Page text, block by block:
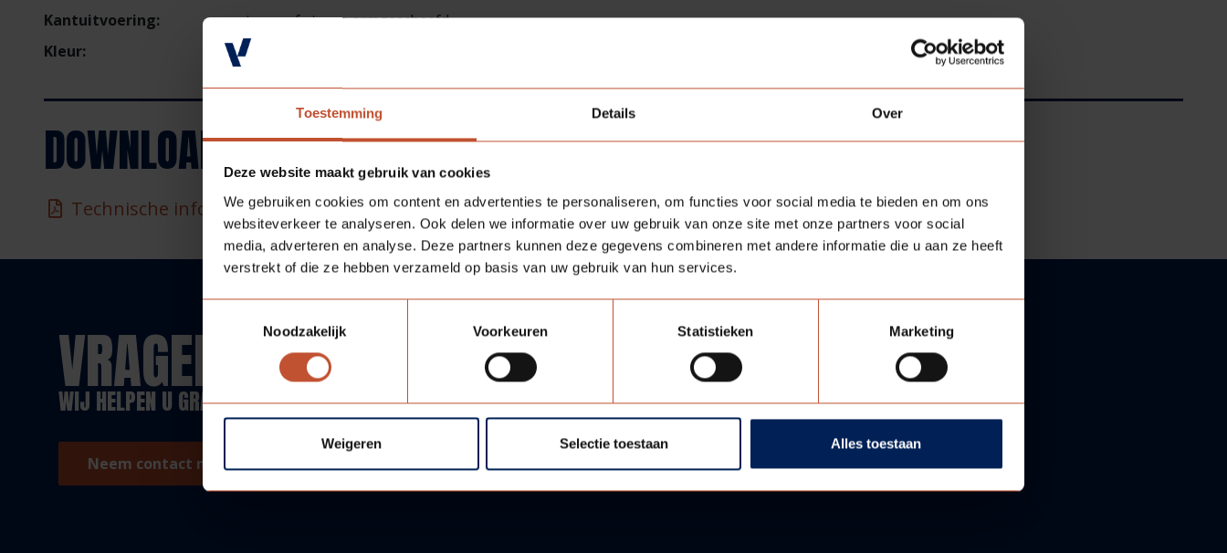
Toestemming Details Over
Deze website maakt gebruik van cookies
We gebruiken cookies om content en advertenties te personaliseren, om functies voor social media te bieden en om ons
websiteverkeer te analyseren. Ook delen we informatie over uw gebruik van onze site met onze partners voor social
media, adverteren en analyse. Deze partners kunnen deze gegevens combineren met andere informatie die u aan ze heeft
verstrekt of die ze hebben verzameld op basis van uw gebruik van hun services.
Noodzakelijk
Voorkeuren Statistieken Marketing
Weigeren Selectie toestaan Alles toestaan
Kantuitvoering:
stomp of stomp armgeschaafd
Kleur:
grondlak kleur wit
DOWNLOADS
Technische informatie - Technische informatie
VRAGEN?
WIJ HELPEN U GRAAG!
Neem contact met ons op!